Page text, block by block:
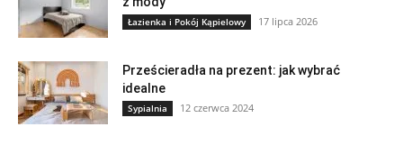
Łazienka i Pokój Kąpielowy 17 lipca 2026
Prześcieradła na prezent: jak wybrać
idealne
Sypialnia 12 czerwca 2024